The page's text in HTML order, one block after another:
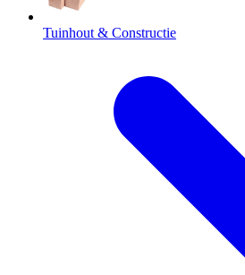
Tuinhout & Constructie